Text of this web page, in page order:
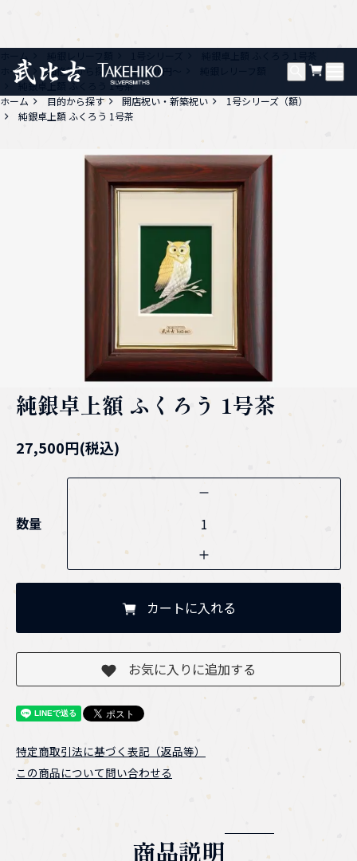
ホーム
価格帯から探す 20,000円〜
純銀卓上額 ふくろう 1号茶
ホーム
目的から探す 開店祝い・新築祝い
1号シリーズ（額）
純銀卓上額 ふくろう 1号茶
純銀卓上額 ふくろう 1号茶
27,500円(税込)
数量
カートに入れる
お気に入りに追加する
特定商取引法に基づく表記（返品等）
この商品について問い合わせる
商品説明